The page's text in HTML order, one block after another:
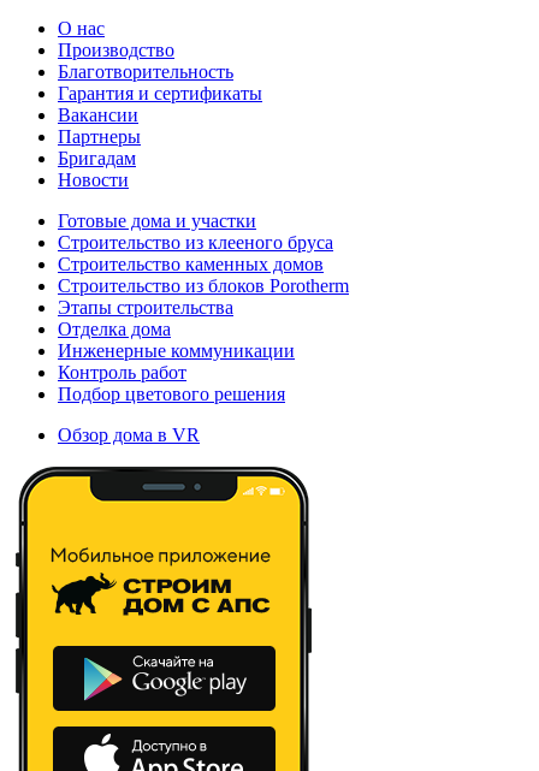
О нас
Производство
Благотворительность
Гарантия и сертификаты
Вакансии
Партнеры
Бригадам
Новости
Готовые дома и участки
Строительство из клееного бруса
Строительство каменных домов
Строительство из блоков Porotherm
Этапы строительства
Отделка дома
Инженерные коммуникации
Контроль работ
Подбор цветового решения
Обзор дома в VR